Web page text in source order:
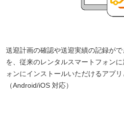
送迎計画の確認や送迎実績の記録が
を、従来のレンタルスマートフォン
ォンにインストールいただけるアプリ
（Android/iOS 対応）